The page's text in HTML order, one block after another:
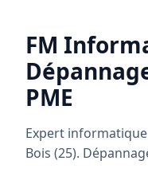
FM
PME
Expert
Bois (25).